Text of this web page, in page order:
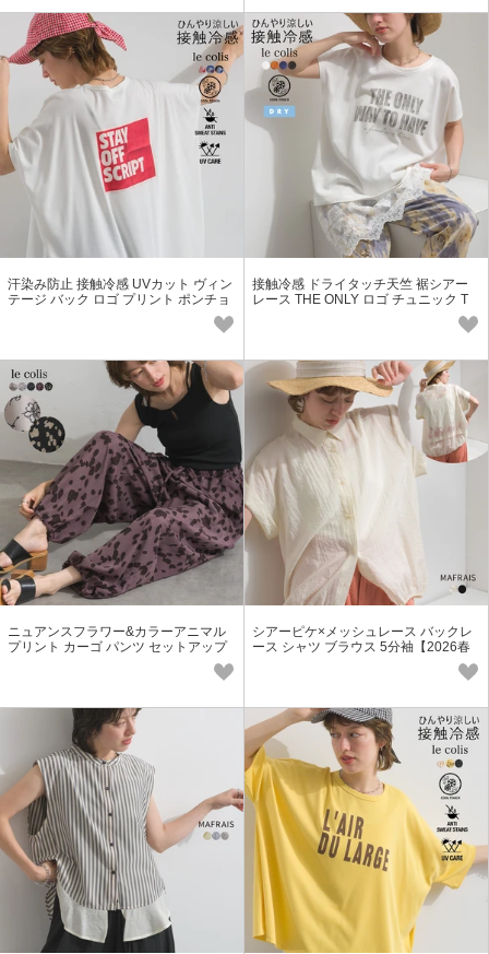
汗染み防止 接触冷感 UVカット ヴィン
テージ バック ロゴ プリント ポンチョ
接触冷感 ドライタッチ天竺 裾シアー
レース THE ONLY ロゴ チュニック T
ニュアンスフラワー&カラーアニマル
プリント カーゴ パンツ セットアップ
シアーピケ×メッシュレース バックレ
ース シャツ ブラウス 5分袖【2026春